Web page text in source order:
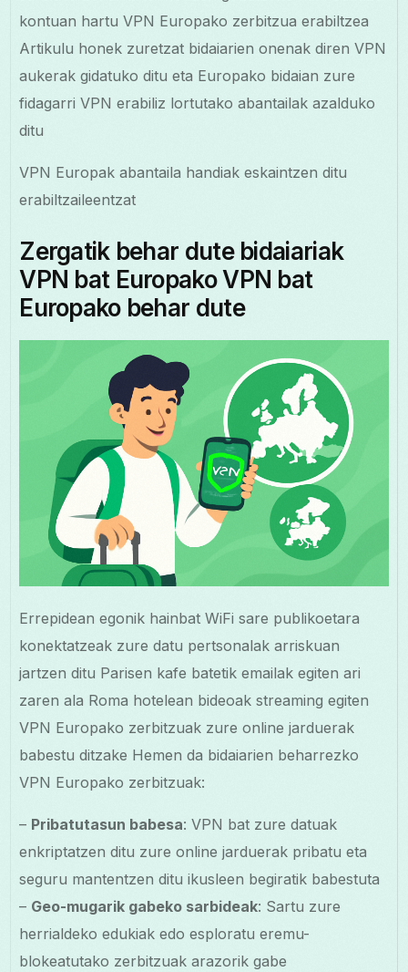
kontuan hartu VPN Europako zerbitzua erabiltzea
Artikulu honek zuretzat bidaiarien onenak diren VPN
aukerak gidatuko ditu eta Europako bidaian zure
fidagarri VPN erabiliz lortutako abantailak azalduko
ditu
VPN Europak abantaila handiak eskaintzen ditu
erabiltzaileentzat
Zergatik behar dute bidaiariak
VPN bat Europako VPN bat
Europako behar dute
Errepidean egonik hainbat WiFi sare publikoetara
konektatzeak zure datu pertsonalak arriskuan
jartzen ditu Parisen kafe batetik emailak egiten ari
zaren ala Roma hotelean bideoak streaming egiten
VPN Europako zerbitzuak zure online jarduerak
babestu ditzake Hemen da bidaiarien beharrezko
VPN Europako zerbitzuak:
– Pribatutasun babesa: VPN bat zure datuak
enkriptatzen ditu zure online jarduerak pribatu eta
seguru mantentzen ditu ikusleen begiratik babestuta
– Geo-mugarik gabeko sarbideak: Sartu zure
herrialdeko edukiak edo esploratu eremu-
blokeatutako zerbitzuak arazorik gabe